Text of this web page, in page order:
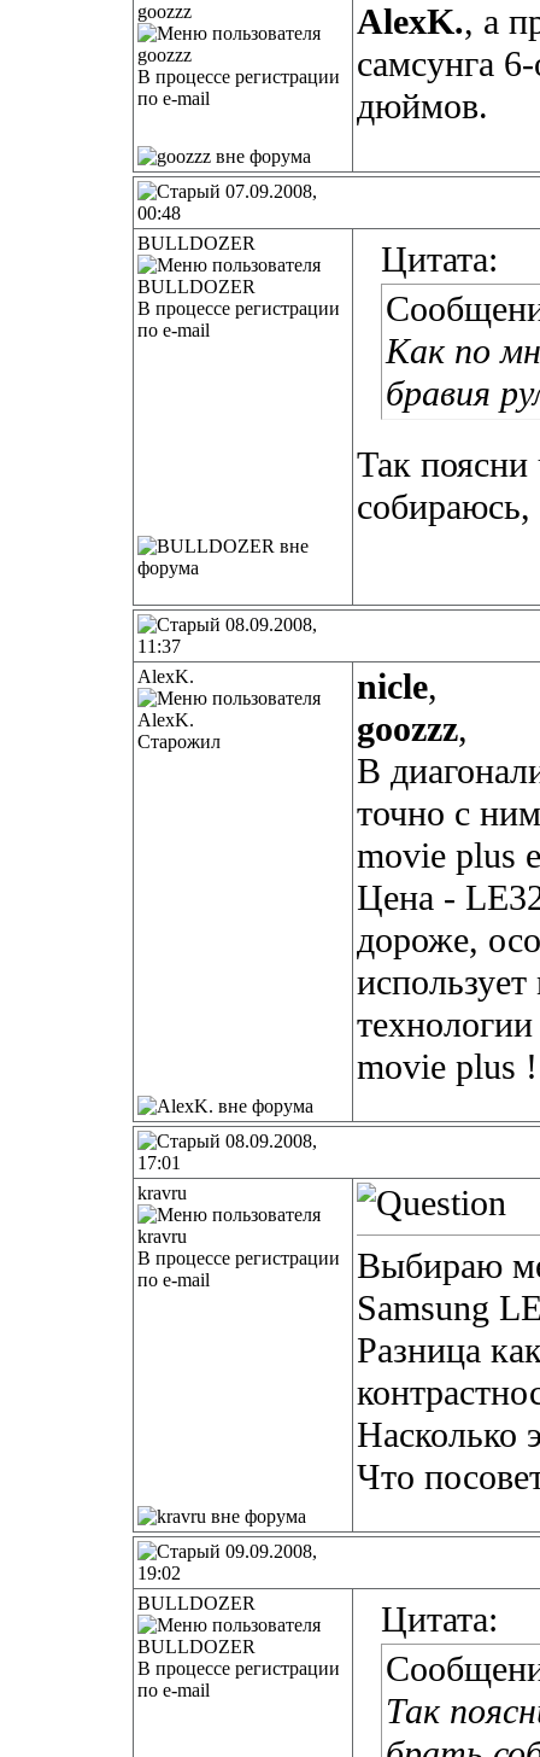
goozzz
В процессе регистрации
по e-mail
AlexK., а
самсунга
дюймов.
07.09.2008,
00:48
BULLDOZER
В процессе регистрации
по e-mail
Цитата:
Как по
бравия
Так поясни
собираюсь,
08.09.2008,
11:37
AlexK.
Старожил
nicle,
goozzz,
В
точно с
movie plus
Цена -
дороже,
movie plus !
08.09.2008,
17:01
kravru
В процессе регистрации
по e-mail
Выбираю
Samsung
Разница
Насколько
Что
09.09.2008,
19:02
BULLDOZER
В процессе регистрации
по e-mail
Цитата:
Так